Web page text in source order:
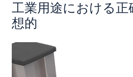
工業用途における正
想的